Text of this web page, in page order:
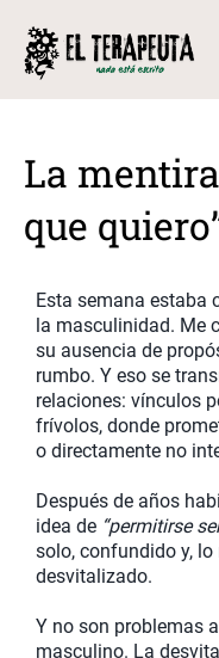
La
que
Esta semana estaba
la masculinidad. Me
su ausencia de
rumbo. Y eso se
relaciones: vínculos
frívolos, donde
o directamente no
Después de años
idea de “permitirse
solo, confundido y,
desvitalizado.
Y no son problemas
masculino. La